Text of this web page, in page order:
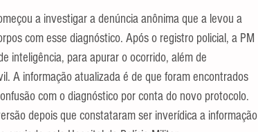
a investigar a denúncia anônima que a levou a
com esse diagnóstico. Após o registro policial, a PM
inteligência, para apurar o ocorrido, além de
A informação atualizada é de que foram encontrados
com o diagnóstico por conta do novo protocolo.
depois que constataram ser inverídica a informação